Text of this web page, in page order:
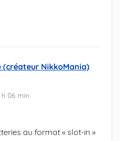
(créateur NikkoMania)
h 06 min
au format « slot-in »